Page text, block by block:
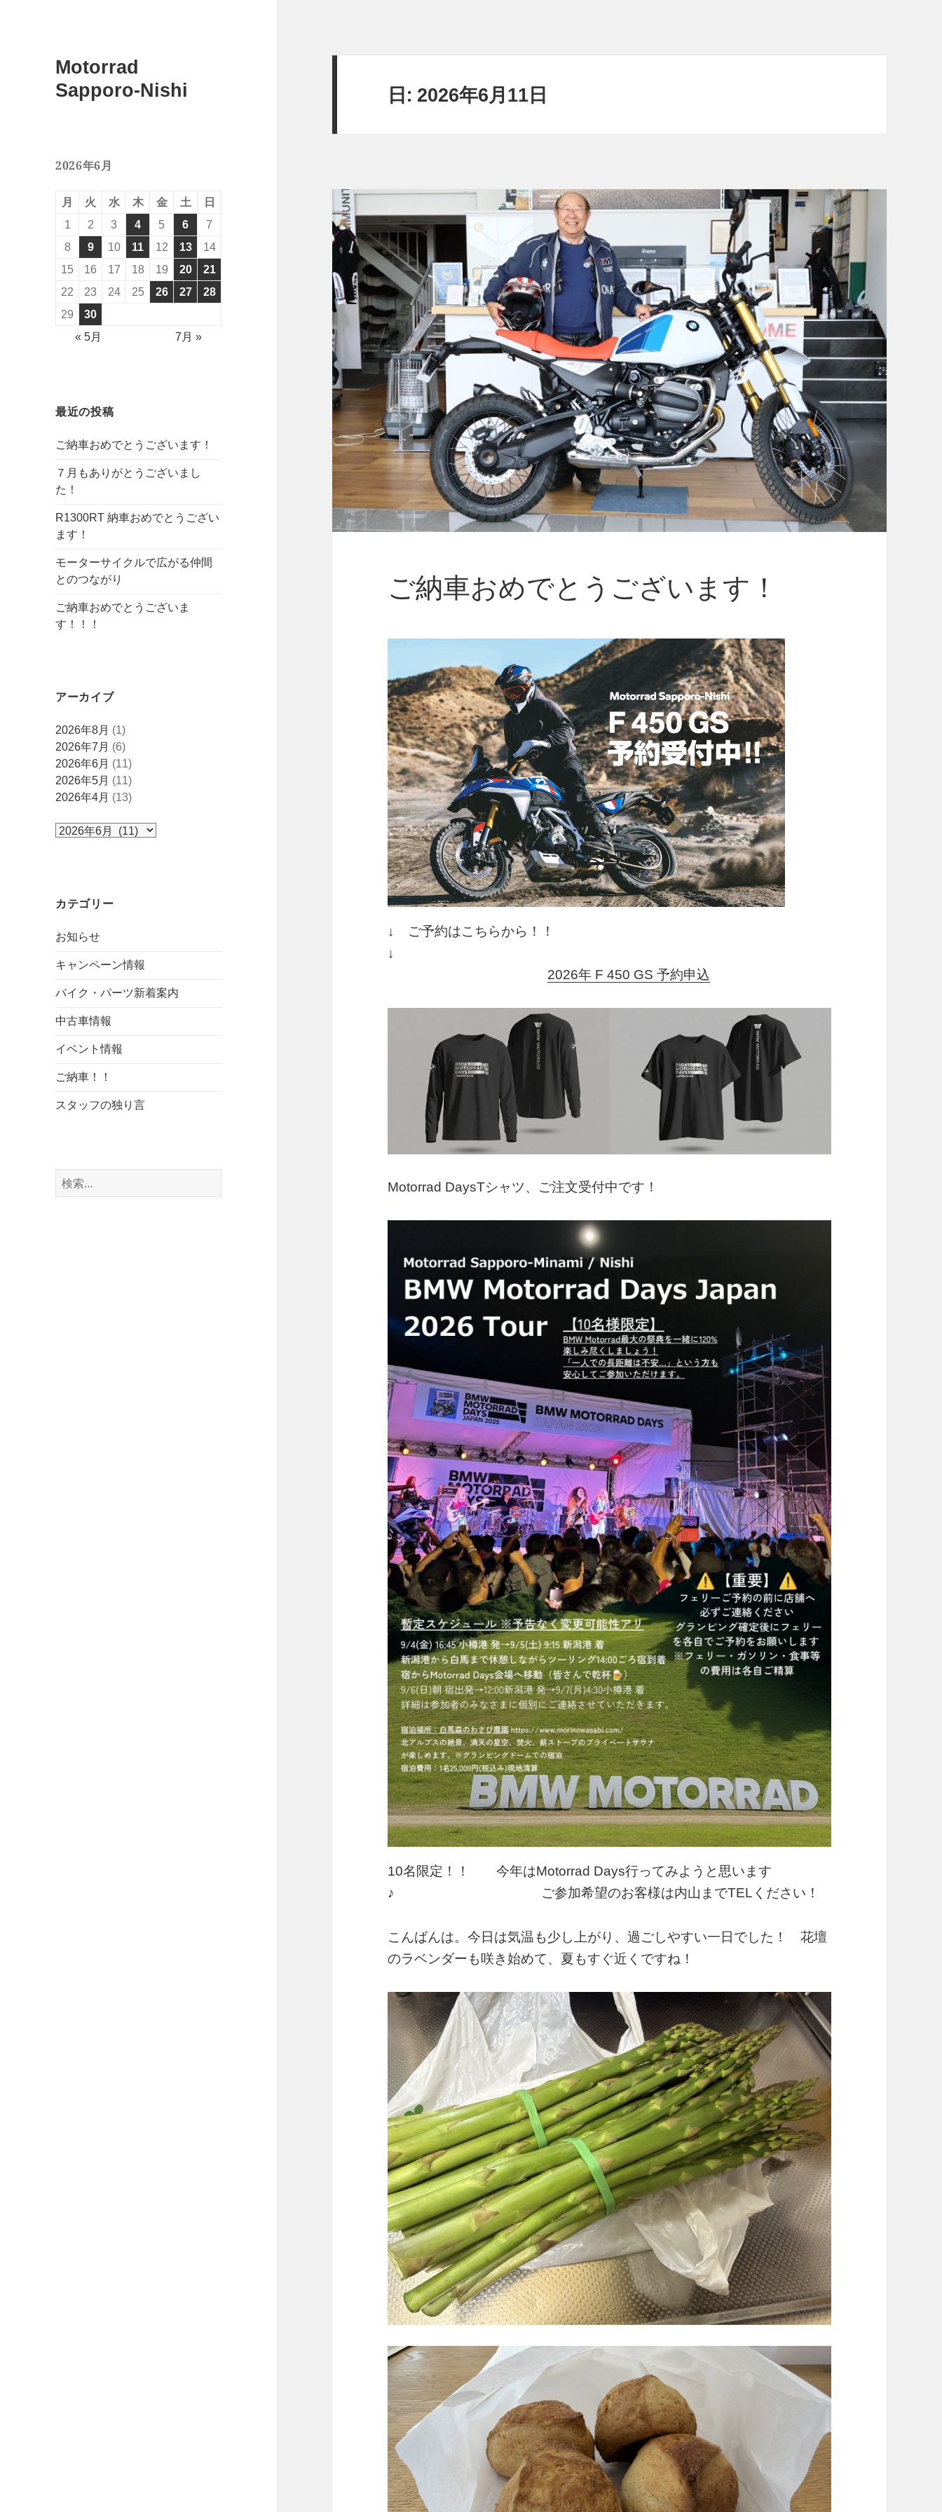
Motorrad
Sapporo-Nishi
2026年6月
月 火 水 木 金 土
日
1
2 3 4 5 6
7
8
9 10 11 12 13
14
15
16 17 18 19 20
21
22
23 24 25 26 27
28
29
30
« 5月
7月 »
最近の投稿
ご納車おめでとうございます！
７月もありがとうございまし
た！
R1300RT 納車おめでとうござい
ます！
モーターサイクルで広がる仲間
とのつながり
ご納車おめでとうございま
す！！！
アーカイブ
ア
ー
カ
イ
ブ
2026年8月 (1)
2026年7月 (6)
2026年6月 (11)
2026年5月 (11)
2026年4月 (13)
カテゴリー
お知らせ
キャンペーン情報
バイク・パーツ新着案内
中古車情報
イベント情報
ご納車！！
スタッフの独り言
検
日: 2026年6月11日
ご納車おめでとうございます！
↓ ご予約はこちらから！！
↓
2026年 F 450 GS 予約申込
Motorrad DaysTシャツ、ご注文受付中です！
10名限定！！ 今年はMotorrad Days行ってみようと思います
♪ ご参加希望のお客様は内山までTELください！
こんばんは。今日は気温も少し上がり、過ごしやすい一日でした！ 花壇
のラベンダーも咲き始めて、夏もすぐ近くですね！